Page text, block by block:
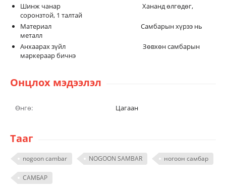
Шинж чанар Хананд өлгөдөг,
соронзтой, 1 талтай
Материал Самбарын хүрээ нь
металл
Анхаарах зүйл Зөвхөн самбарын
маркераар бичнэ
Онцлох мэдээлэл
Өнгө: Цагаан
Тааг
nogoon cambar NOGOON SAMBAR ногоон самбар
САМБАР